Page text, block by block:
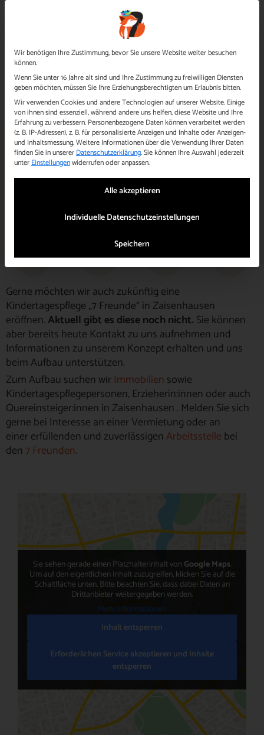
0721 48 690 5 36
WhatsApp Chat Platz anfragen
Kindertagespflege
Zaisenhausen
Informieren Sie sich über unsere Kindertagespflege „7 Freunde“ in
Gerne möchten wir auch zukünftig eine
Kindertagespflege „7 Freunde“ in Zaisenhausen
eröffnen.Aktuell gibt es diese noch nicht. Sie können
aber bereits heute Kontakt zu uns aufnehmen und
Informationen zu unserem Konzept erhalten und uns
beim Aufbau unterstützen.
Zum Aufbau suchen wir Immobilien sowie
Kindertagespflegepersonen, Erzieherin:innen oder auch
Quereinsteiger:innen in Zaisenhausen . Melden Sie sich
gerne bei Interesse an einer Vermietung oder an
einer erfüllenden und zuverlässigen Arbeitsstelle bei
den 7 Freunden.
Sie sehen gerade einen Platzhalterinhalt vonGoogle Maps.
Um auf den eigentlichen Inhalt zuzugreifen, klicken Sie auf die
Schaltfläche unten. Bitte beachten Sie, dass dabei Daten an
Drittanbieter weitergegeben werden.
Mehr Informationen
Inhalt entsperren
Erforderlichen Service akzeptieren und Inhalte
entsperren
Datenschutzeinstellungen
Wir benötigen Ihre Zustimmung, bevor Sie unsere Website weiter besuchen
können.
Wenn Sie unter 16 Jahre alt sind und Ihre Zustimmung zu freiwilligen Diensten
geben möchten, müssen Sie Ihre Erziehungsberechtigten um Erlaubnis bitten.
Wir verwenden Cookies und andere Technologien auf unserer Website. Einige
von ihnen sind essenziell, während andere uns helfen, diese Website und Ihre
Erfahrung zu verbessern. Personenbezogene Daten können verarbeitet werden
(z. B. IP-Adressen), z. B. für personalisierte Anzeigen und Inhalte oder Anzeigen-
und Inhaltsmessung.Weitere Informationen über die Verwendung Ihrer Daten
finden Sie in unsererDatenschutzerklärung.Sie können Ihre Auswahl jederzeit
unterEinstellungenwiderrufen oder anpassen.
Alle akzeptieren
Individuelle Datenschutzeinstellungen
Speichern